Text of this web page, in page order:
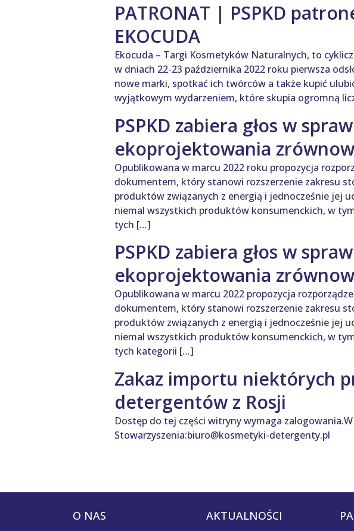
PATRONAT | PSPKD
EKOCUDA
Ekocuda – Targi Kosmetyków Naturalnych, to
w dniach 22-23 października 2022 roku pierwsza
nowe marki, spotkać ich twórców a także kupić
wyjątkowym wydarzeniem, które skupia ogromną
PSPKD zabiera głos w
ekoprojektowania
Opublikowana w marcu 2022 roku propozycja
dokumentem, który stanowi rozszerzenie zakresu
produktów związanych z energią i jednocześnie jej
niemal wszystkich produktów konsumenckich, w
tych […]
PSPKD zabiera głos w
ekoprojektowania
Opublikowana w marcu 2022 propozycja
dokumentem, który stanowi rozszerzenie zakresu
produktów związanych z energią i jednocześnie jej
niemal wszystkich produktów konsumenckich, w
tych kategorii […]
Zakaz importu niektórych
detergentów z Rosji
Dostęp do tej części witryny wymaga
Stowarzyszenia:biuro@kosmetyki-detergenty.pl
O NAS AKTUALNOŚCI